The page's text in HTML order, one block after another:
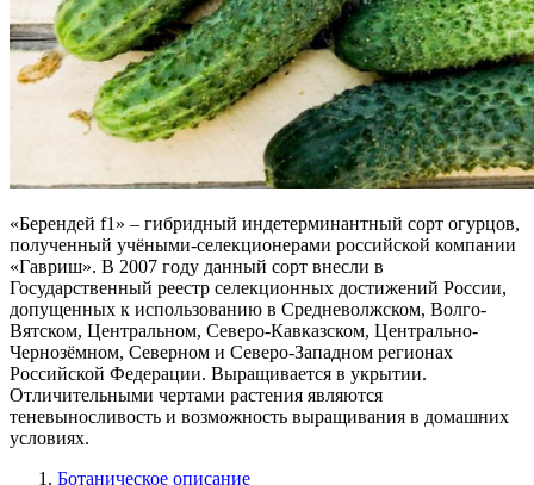
«Берендей f1» – гибридный индетерминантный сорт огурцов,
полученный учёными-селекционерами российской компании
«Гавриш». В 2007 году данный сорт внесли в
Государственный реестр селекционных достижений России,
допущенных к использованию в Средневолжском, Волго-
Вятском, Центральном, Северо-Кавказском, Центрально-
Чернозёмном, Северном и Северо-Западном регионах
Российской Федерации. Выращивается в укрытии.
Отличительными чертами растения являются
теневыносливость и возможность выращивания в домашних
условиях.
Ботаническое описание